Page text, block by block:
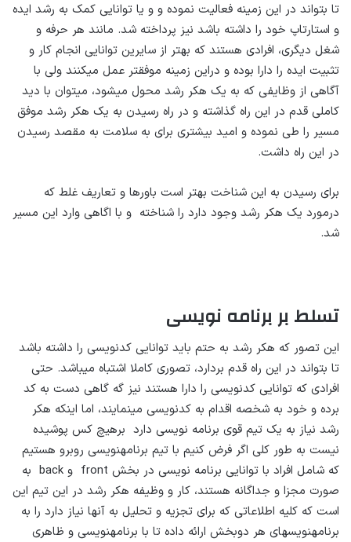
تا بتواند در این زمینه فعالیت نموده و و یا توانایی کمک به رشد ایده
و استارتاپ خود را داشته باشد نیز پرداخته شد. مانند هر حرفه و
شغل دیگری، افرادی هستند که بهتر از سایرین توانایی انجام کار و
تثبیت ایده را دارا بوده و دراین زمینه موفق­تر عمل می­کنند ولی با
آگاهی از وظایفی که به یک هکر رشد محول می­شود، می­توان با دید
کاملی قدم در این راه گذاشته و در راه رسیدن به یک هکر رشد موفق
مسیر را طی نموده و امید بیشتری برای به سلامت به مقصد رسیدن
در این راه داشت.
برای رسیدن به این شناخت بهتر است باورها و تعاریف غلط که
درمورد یک هکر رشد وجود دارد را شناخته و با اگاهی وارد این مسیر
شد.
تسلط بر برنامه­ نویسی
این تصور که هکر رشد به حتم باید توانایی کدنویسی را داشته باشد
تا بتواند در این راه قدم بردارد، تصوری کاملا اشتباه می­باشد. حتی
افرادی که توانایی کدنویسی را دارا هستند نیز گه گاهی دست به کد
برده و خود به شخصه اقدام به کدنویسی می­نمایند، اما اینکه هکر
رشد نیاز به یک تیم قوی برنامه نویسی دارد برهیچ کس پوشیده
نیست به طور کلی اگر فرض کنیم با تیم برنامه­نویسی روبرو هستیم
که شامل افراد با توانایی برنامه نویسی در بخش front و back به
صورت مجزا و جداگانه هستند، کار و وظیفه هکر رشد در این تیم این
است که کلیه اطلاعاتی که برای تجزیه و تحلیل به آنها نیاز دارد را به
برنامه­نویس­های هر دوبخش ارائه داده تا با برنامه­نویسی و ظاهری